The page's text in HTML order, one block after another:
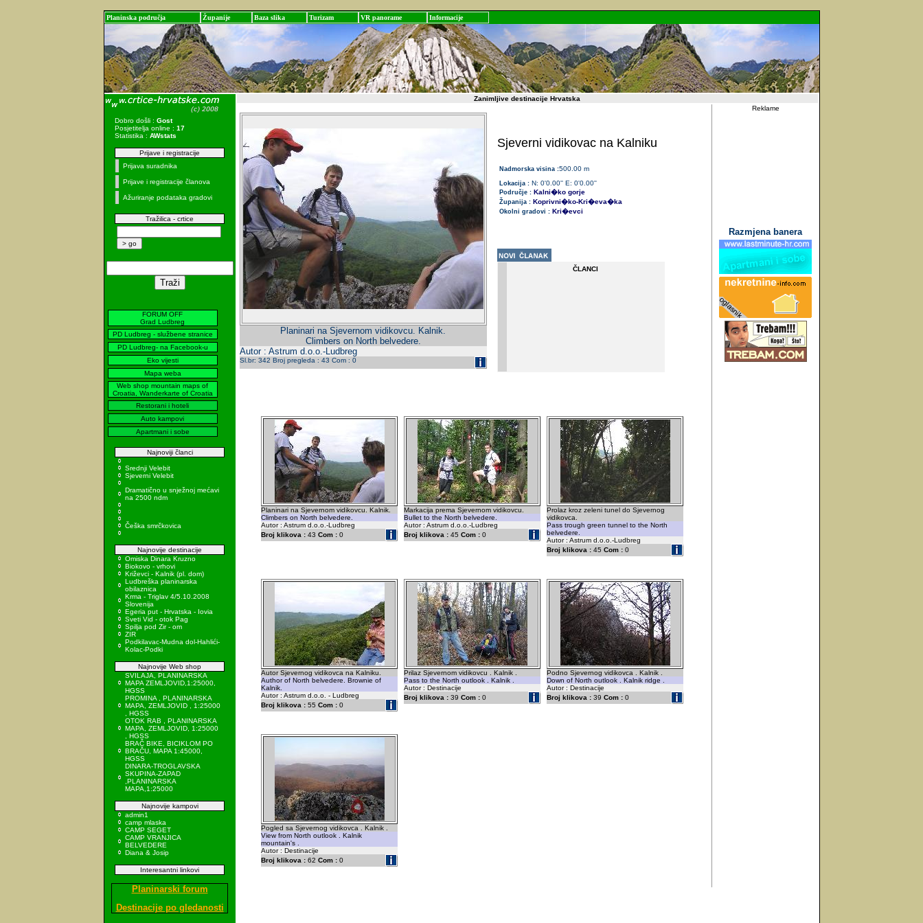
Planinska područja Županije Baza slika Turizam VR panorame Informacije
Dobro došli : Gost
Posjetitelja online : 17
Statistika : AWstats
Prijave i registracije
Prijava suradnika
Prijave i registracije članova
Ažuriranje podataka gradovi
Tražilica - crtice
FORUM OFF
Grad Ludbreg
PD Ludbreg - službene stranice
PD Ludbreg- na Facebook-u
Eko vijesti
Mapa weba
Web shop mountain maps of
Croatia, Wanderkarte of Croatia
Restorani i hoteli
Auto kampovi
Apartmani i sobe
Najnoviji članci
Srednji Velebit
Sjeverni Velebit
Dramatično u snježnoj mećavi
na 2500 ndm
Češka smrčkovica
Najnovije destinacije
Omiska Dinara Kruzno
Biokovo - vrhovi
Križevci - Kalnik (pl. dom)
Ludbreška planinarska
obilaznica
Krma - Triglav 4/5.10.2008
Slovenija
Egeria put - Hrvatska - Iovia
Sveti Vid - otok Pag
Spilja pod Zir - om
ZIR
Podkilavac-Mudna dol-Hahlići-
Kolac-Podki
Najnovije Web shop
SVILAJA, PLANINARSKA
MAPA ZEMLJOVID,1:25000,
HGSS
PROMINA , PLANINARSKA
MAPA, ZEMLJOVID , 1:25000
, HGSS
OTOK RAB , PLANINARSKA
MAPA, ZEMLJOVID, 1:25000
, HGSS
BRAČ BIKE, BICIKLOM PO
BRAČU, MAPA 1:45000,
HGSS
DINARA-TROGLAVSKA
SKUPINA-ZAPAD
,PLANINARSKA
MAPA,1:25000
Najnovije kampovi
admin1
camp mlaska
CAMP SEGET
CAMP VRANJICA
BELVEDERE
Diana & Josip
Interesantni linkovi
Planinarski forum
Destinacije po gledanosti
Zanimljive destinacije Hrvatska
Planinari na Sjevernom vidikovcu. Kalnik.
Climbers on North belvedere.
Autor : Astrum d.o.o.-Ludbreg
Sl.br: 342 Broj pregleda : 43 Com : 0
Sjeverni vidikovac na Kalniku
Nadmorska visina :500.00 m
Lokacija : N: 0'0.00'' E: 0'0.00''
Područje :Kalni�ko gorje
Županija : Koprivni�ko-Kri�eva�ka
Okolni gradovi : Kri�evci
ČLANCI
Planinari na Sjevernom vidikovcu. Kalnik.
Climbers on North belvedere.
Autor : Astrum d.o.o.-Ludbreg
Broj klikova : 43 Com : 0
Markacija prema Sjevernom vidikovcu.
Bullet to the North belvedere.
Autor : Astrum d.o.o.-Ludbreg
Broj klikova : 45 Com : 0
Prolaz kroz zeleni tunel do Sjevernog
vidikovca.
Pass trough green tunnel to the North
belvedere.
Autor : Astrum d.o.o.-Ludbreg
Broj klikova : 45 Com : 0
Autor Sjevernog vidikovca na Kalniku.
Author of North belvedere. Brownie of
Kalnik.
Autor : Astrum d.o.o. - Ludbreg
Broj klikova : 55 Com : 0
Prilaz Sjevernom vidikovcu . Kalnik .
Pass to the North outlook . Kalnik .
Autor : Destinacije
Broj klikova : 39 Com : 0
Podno Sjevernog vidikovca . Kalnik .
Down of North outlook . Kalnik ridge .
Autor : Destinacije
Broj klikova : 39 Com : 0
Pogled sa Sjevernog vidikovca . Kalnik .
View from North outlook . Kalnik
mountain's .
Autor : Destinacije
Broj klikova : 62 Com : 0
Reklame
Razmjena banera